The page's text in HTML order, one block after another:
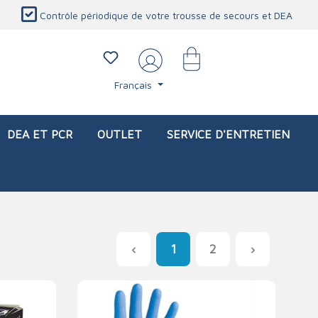
Contrôle périodique de votre trousse de secours et DEA
Français
DEA ET PCR OUTLET SERVICE D'ENTRETIEN
Sacs d'intervention (vide)
Blessures oculaires
Station de douche oculaire
Lavage oculaire
Produits de protection personnelle
Couverture ignifuge
Détecteur de CO
Service d'entretien
1 2